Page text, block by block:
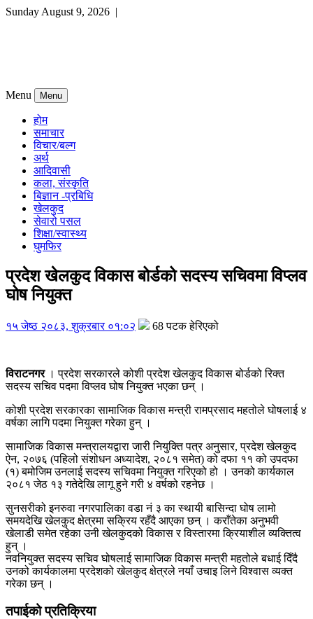
Sunday August 9, 2026 |
Menu Menu
होम
समाचार
विचार/बल्ग
अर्थ
आदिवासी
कला, संस्कृति
बिज्ञान -प्रबिधि
खेलकुद
सेवारो पसल
शिक्षा/स्वास्थ्य
घुमफिर
प्रदेश खेलकुद विकास बोर्डको सदस्य सचिवमा विप्लव
घोष नियुक्त
१५ जेष्ठ २०८३, शुक्रबार ०१:०२ 68 पटक हेरिएको
विराटनगर। प्रदेश सरकारले कोशी प्रदेश खेलकुद विकास बोर्डको रिक्त
सदस्य सचिव पदमा विप्लव घोष नियुक्त भएका छन् ।
कोशी प्रदेश सरकारका सामाजिक विकास मन्त्री रामप्रसाद महतोले घोषलाई ४
वर्षका लागि पदमा नियुक्त गरेका हुन् ।
सामाजिक विकास मन्त्रालयद्वारा जारी नियुक्ति पत्र अनुसार, प्रदेश खेलकुद
ऐन, २०७६ (पहिलो संशोधन अध्यादेश, २०८१ समेत) को दफा ११ को उपदफा
(१) बमोजिम उनलाई सदस्य सचिवमा नियुक्त गरिएको हो । उनको कार्यकाल
२०८१ जेठ १३ गतेदेखि लागू हुने गरी ४ वर्षको रहनेछ ।
सुनसरीको इनरुवा नगरपालिका वडा नं ३ का स्थायी बासिन्दा घोष लामो
समयदेखि खेलकुद क्षेत्रमा सक्रिय रहँदै आएका छन् । कराँतेका अनुभवी
खेलाडी समेत रहेका उनी खेलकुदको विकास र विस्तारमा क्रियाशील व्यक्तित्व
हुन् ।
नवनियुक्त सदस्य सचिव घोषलाई सामाजिक विकास मन्त्री महतोले बधाई दिँदै
उनको कार्यकालमा प्रदेशको खेलकुद क्षेत्रले नयाँ उचाइ लिने विश्वास व्यक्त
गरेका छन् ।
तपाईको प्रतिक्रिया